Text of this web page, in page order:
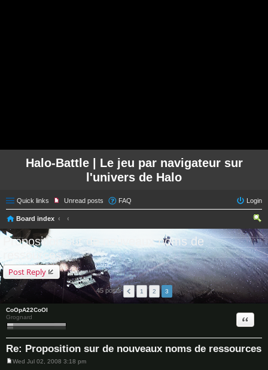
Halo-Battle | Le jeu par navigateur sur
l'univers de Halo
Quick links Unread posts FAQ Login
Board index
ear
ch
Proposition sur de nouveaux noms de
ressources
Post Reply
45 posts 1 2 3
CoOpA22CoOl
Grognard
Re: Proposition sur de nouveaux noms de ressources
Quote
Wed Jul 02, 2008 3:18 pm